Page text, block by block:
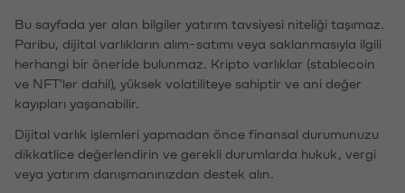
Bu sayfada yer alan bilgiler yatırım tavsiyesi niteliği taşımaz.
Paribu, dijital varlıkların alım-satımı veya saklanmasıyla ilgili
herhangi bir öneride bulunmaz. Kripto varlıklar (stablecoin
ve NFT'ler dahil), yüksek volatiliteye sahiptir ve ani değer
kayıpları yaşanabilir.
Dijital varlık işlemleri yapmadan önce finansal durumunuzu
dikkatlice değerlendirin ve gerekli durumlarda hukuk, vergi
veya yatırım danışmanınızdan destek alın.